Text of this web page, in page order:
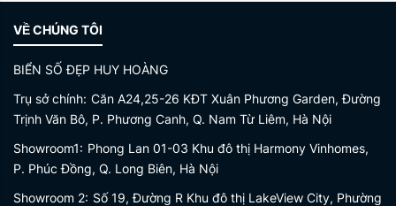
VỀ CHÚNG TÔI
BIỂN SỐ ĐẸP HUY HOÀNG
Trụ sở chính: Căn A24,25-26 KĐT Xuân Phương Garden, Đường
Trịnh Văn Bô, P. Phương Canh, Q. Nam Từ Liêm, Hà Nội
Showroom1: Phong Lan 01-03 Khu đô thị Harmony Vinhomes,
P. Phúc Đồng, Q. Long Biên, Hà Nội
Showroom 2: Số 19, Đường R Khu đô thị LakeView City, Phường